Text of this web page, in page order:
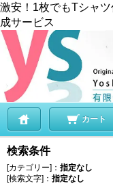
激安！1枚でもTシャ
成サービス
カート
検索条件
[カテゴリー]： 指定なし
[検索文字]： 指定なし